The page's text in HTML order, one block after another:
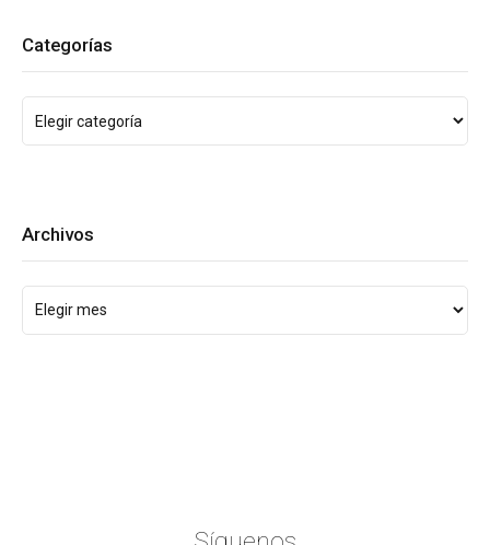
Categorías
Archivos